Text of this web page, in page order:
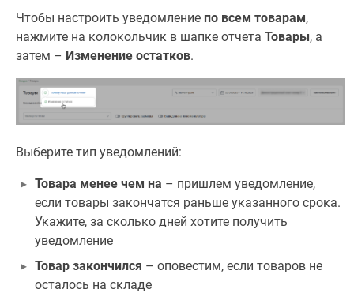
Чтобы настроить уведомление по всем товарам,
нажмите на колокольчик в шапке отчета Товары, а
затем – Изменение остатков.
Выберите тип уведомлений:
Товара менее чем на – пришлем уведомление,
если товары закончатся раньше указанного срока.
Укажите, за сколько дней хотите получить
уведомление
Товар закончился – оповестим, если товаров не
осталось на складе